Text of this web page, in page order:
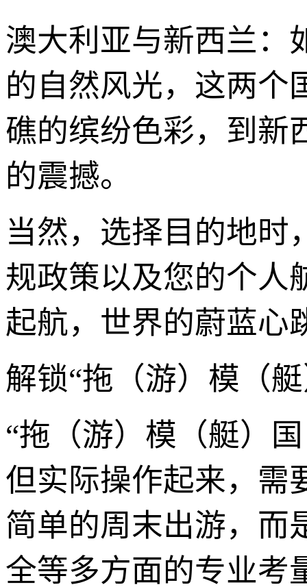
澳大利亚与新西兰：
的自然风光，这两个
礁的缤纷色彩，到新
的震撼。
当然，选择目的地时
规政策以及您的个人
起航，世界的蔚蓝心
解锁“拖（游）模（
“拖（游）模（艇）
但实际操作起来，需
简单的周末出游，而
全等多方面的专业考